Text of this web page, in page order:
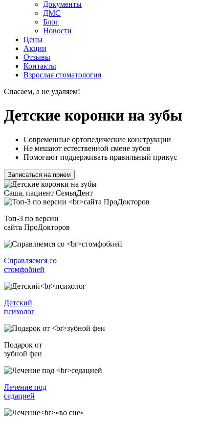
Документы
ДМС
Блог
Новости
Цены
Акции
Отзывы
Контакты
Взрослая стоматология
Спасаем, а не удаляем!
Детские коронки на зубы
Современные ортопедические конструкции
Не мешают естественной смене зубов
Помогают поддерживать правильный прикус
Записаться на прием
Саша, пациент СемьяДент
Топ-3 по версии
сайта ПроДокторов
Справляемся со
стомфобией
Детский
психолог
Подарок от
зубной феи
Лечение под
седацией